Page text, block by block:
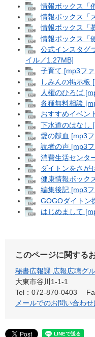
情報ボックス「
情報ボックス「
情報ボックス「
情報ボックス「
公式インスタグ
イル／1.27MB]
子育て [mp3フ
しみんの掲示板
人権のひろば
各種無料相談
おすすめイベン
下水道のはなし
愛の献血 [mp3
読者の声 [mp3
消費生活センタ
ダイトンをさが
健康情報ボック
編集後記 [mp3
GOGOダイトン
はじめまして
このページに関する
秘書広報課 広報広聴グ
大東市谷川1-1-1
Tel：072-870-0403
メールでのお問い合わせ